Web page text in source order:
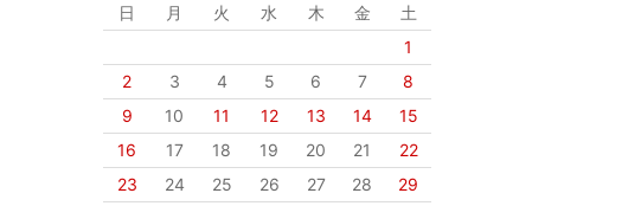
日 月 火 水 木 金
土
1
2
3 4 5 6 7
8
9
10 11 12 13 14
15
16
17 18 19 20 21
22
23
24 25 26 27 28
29